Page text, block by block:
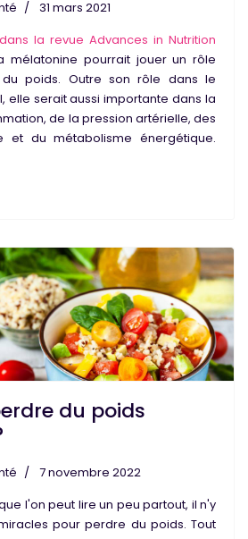
31 mars 2021
la revue Advances in Nutrition
mélatonine pourrait jouer un rôle
poids. Outre son rôle dans le
elle serait aussi importante dans la
de la pression artérielle, des
et du métabolisme énergétique.
du poids
7 novembre 2022
l'on peut lire un peu partout, il n'y
pour perdre du poids. Tout